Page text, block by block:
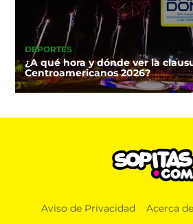
DEPORTES
¿A qué hora y dónde ver la
Centroamericanos 2026?
Aviso de Privacidad Acerca